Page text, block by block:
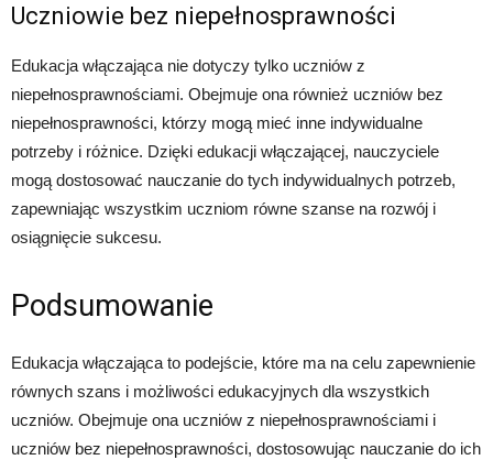
Uczniowie bez niepełnosprawności
Edukacja włączająca nie dotyczy tylko uczniów z
niepełnosprawnościami. Obejmuje ona również uczniów bez
niepełnosprawności, którzy mogą mieć inne indywidualne
potrzeby i różnice. Dzięki edukacji włączającej, nauczyciele
mogą dostosować nauczanie do tych indywidualnych potrzeb,
zapewniając wszystkim uczniom równe szanse na rozwój i
osiągnięcie sukcesu.
Podsumowanie
Edukacja włączająca to podejście, które ma na celu zapewnienie
równych szans i możliwości edukacyjnych dla wszystkich
uczniów. Obejmuje ona uczniów z niepełnosprawnościami i
uczniów bez niepełnosprawności, dostosowując nauczanie do ich